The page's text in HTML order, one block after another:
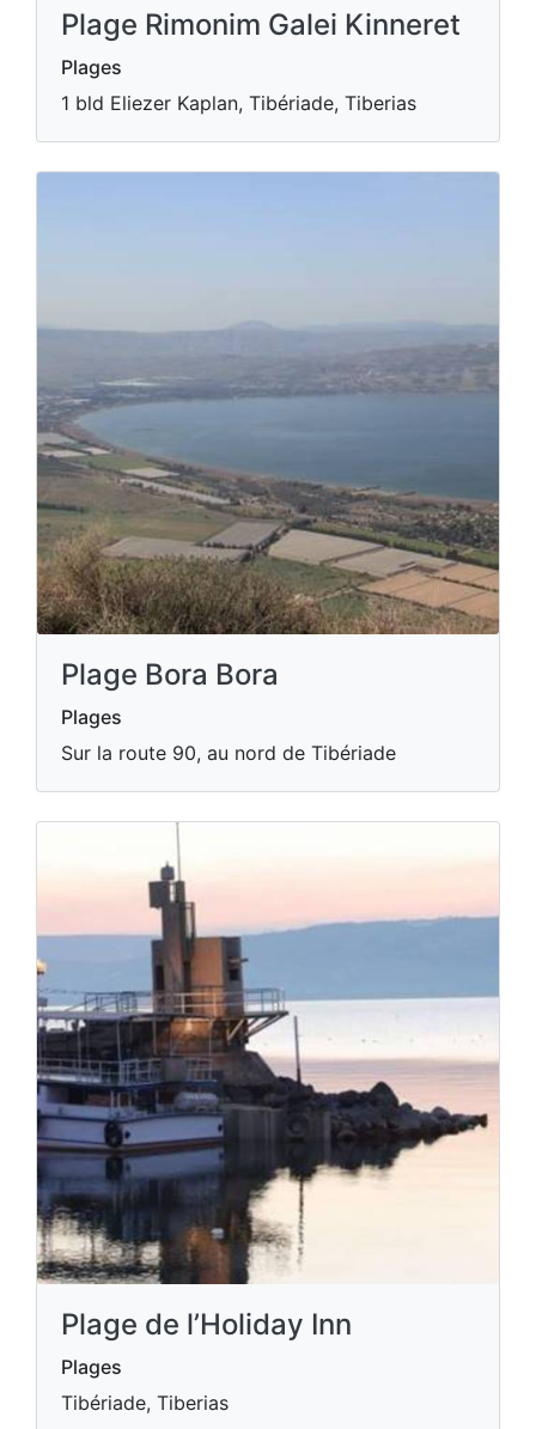
Plage Rimonim Galei Kinneret
Plages
1 bld Eliezer Kaplan, Tibériade, Tiberias
Plage Bora Bora
Plages
Sur la route 90, au nord de Tibériade
Plage de l’Holiday Inn
Plages
Tibériade, Tiberias